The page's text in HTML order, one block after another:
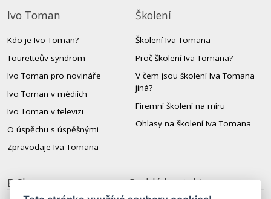
Ivo Toman
Kdo je Ivo Toman?
Touretteův syndrom
Ivo Toman pro novináře
Ivo Toman v médiích
Ivo Toman v televizi
O úspěchu s úspěšnými
Zpravodaje Iva Tomana
Školení
Školení Iva Tomana
Proč školení Iva Tomana?
V čem jsou školení Iva Tomana
jiná?
Firemní školení na míru
Ohlasy na školení Iva Tomana
E-Shop Rychlý kontakt